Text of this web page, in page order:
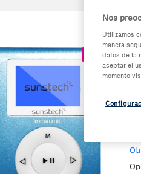
-8,26%
Nos
Utilizamos
manera
datos de la
aceptar el
momento